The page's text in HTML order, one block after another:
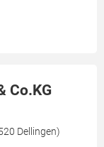
Co.KG
Dellingen)